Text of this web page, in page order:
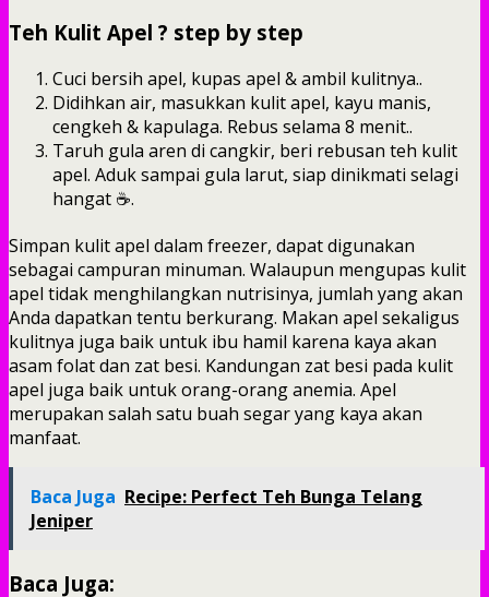
Teh Kulit Apel ? step by step
Cuci bersih apel, kupas apel & ambil kulitnya..
Didihkan air, masukkan kulit apel, kayu manis,
cengkeh & kapulaga. Rebus selama 8 menit..
Taruh gula aren di cangkir, beri rebusan teh kulit
apel. Aduk sampai gula larut, siap dinikmati selagi
hangat ☕.
Simpan kulit apel dalam freezer, dapat digunakan
sebagai campuran minuman. Walaupun mengupas kulit
apel tidak menghilangkan nutrisinya, jumlah yang akan
Anda dapatkan tentu berkurang. Makan apel sekaligus
kulitnya juga baik untuk ibu hamil karena kaya akan
asam folat dan zat besi. Kandungan zat besi pada kulit
apel juga baik untuk orang-orang anemia. Apel
merupakan salah satu buah segar yang kaya akan
manfaat.
Baca Juga Recipe: Perfect Teh Bunga Telang
Jeniper
Baca Juga: